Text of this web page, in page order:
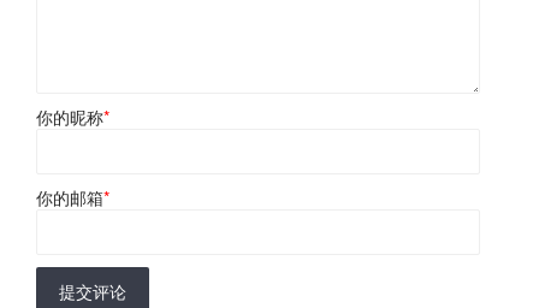
你的昵称*
你的邮箱*
提交评论